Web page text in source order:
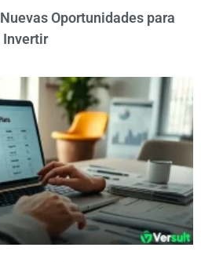
Oportunidades para
Invertir